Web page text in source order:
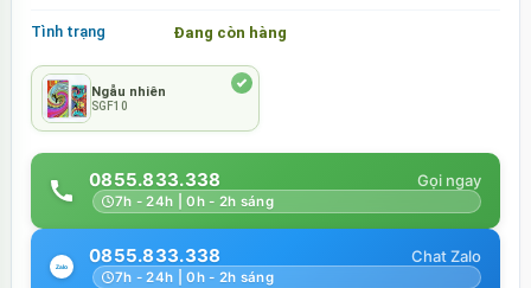
Tình trạng Đang còn hàng
Ngẫu nhiên
SGF10
0855.833.338
7h - 24h | 0h - 2h sáng
0855.833.338
7h - 24h | 0h - 2h sáng